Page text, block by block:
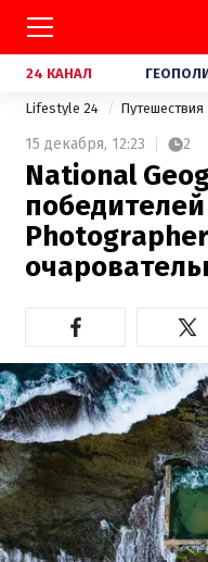
24 КАНАЛ
Lifestyle 24 Путешествия
15 декабря, 12:23 2
National